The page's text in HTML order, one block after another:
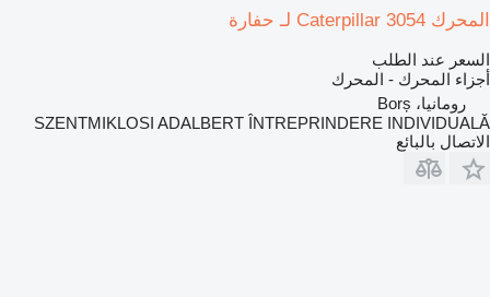
المحرك Caterpillar 3054 لـ حفارة
السعر عند الطلب
أجزاء المحرك - المحرك
رومانيا، Borș
SZENTMIKLOSI ADALBERT ÎNTREPRINDERE INDIVIDUALĂ
الاتصال بالبائع